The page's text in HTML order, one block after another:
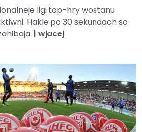
ligi top-hry wostanu
Hakle po 30 sekundach so
| wjacej